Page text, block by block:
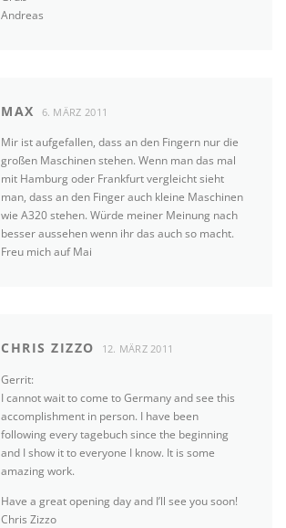
Andreas
MAX 6. MÄRZ 2011
Mir ist aufgefallen, dass an den Fingern nur die
großen Maschinen stehen. Wenn man das mal
mit Hamburg oder Frankfurt vergleicht sieht
man, dass an den Finger auch kleine Maschinen
wie A320 stehen. Würde meiner Meinung nach
besser aussehen wenn ihr das auch so macht.
Freu mich auf Mai
CHRIS ZIZZO 12. MÄRZ 2011
Gerrit:
I cannot wait to come to Germany and see this
accomplishment in person. I have been
following every tagebuch since the beginning
and I show it to everyone I know. It is some
amazing work.
Have a great opening day and I’ll see you soon!
Chris Zizzo